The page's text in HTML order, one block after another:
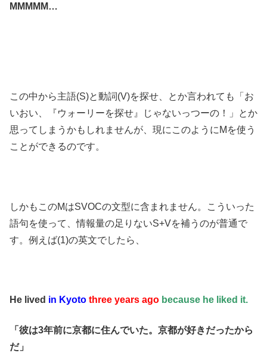
MMMMM…
この中から主語(S)と動詞(V)を探せ、とか言われても「お
いおい、『ウォーリーを探せ』じゃないっつーの！」とか
思ってしまうかもしれませんが、現にこのようにMを使う
ことができるのです。
しかもこのMはSVOCの文型に含まれません。こういった
語句を使って、情報量の足りないS+Vを補うのが普通で
す。例えば(1)の英文でしたら、
He lived in Kyoto three years ago because he liked it.
「彼は3年前に京都に住んでいた。京都が好きだったから
だ」